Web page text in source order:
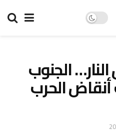
الجنوب
أنقاض الحرب